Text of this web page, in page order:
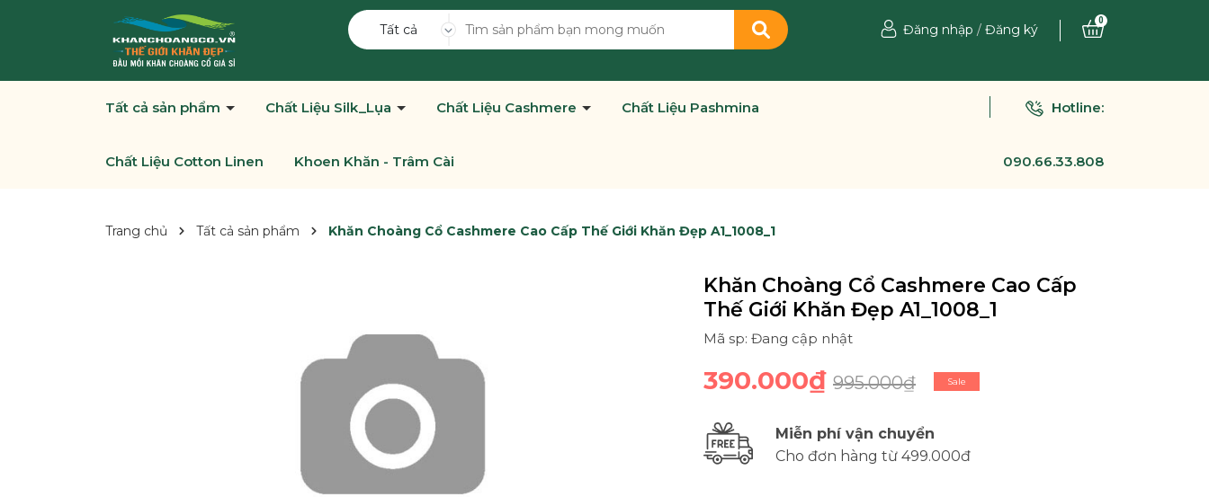
Tất cả Đăng nhập / Đăng ký
0
Tất cả sản phẩm Chất Liệu Silk_Lụa Chất Liệu Cashmere Chất Liệu Pashmina
Chất Liệu Cotton Linen Khoen Khăn - Trâm Cài
Hotline:
090.66.33.808
Trang chủ Tất cả sản phẩm Khăn Choàng Cổ Cashmere Cao Cấp Thế Giới Khăn Đẹp A1_1008_1
Khăn Choàng Cổ Cashmere Cao Cấp
Thế Giới Khăn Đẹp A1_1008_1
Mã sp: Đang cập nhật
390.000₫ 995.000₫ Sale
Miễn phí vận chuyển
Cho đơn hàng từ 499.000đ